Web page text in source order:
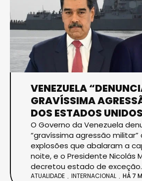
VENEZUELA
GRAVÍSSIMA
DOS ESTADOS UNIDOS
O Governo da Venezuela
“gravíssima agressão militar”
explosões que abalaram a
noite, e o Presidente Nicolás
decretou estado de exceção.
ATUALIDADE INTERNACIONAL HÁ 7